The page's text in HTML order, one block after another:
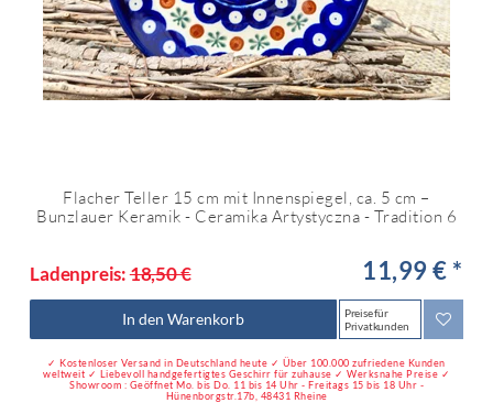
Flacher Teller 15 cm mit Innenspiegel, ca. 5 cm –
Bunzlauer Keramik - Ceramika Artystyczna - Tradition 6
Ladenpreis:18,50 € 11,99 € *
In den Warenkorb
Preise für
Privatkunden
✓ Kostenloser Versand in Deutschland heute ✓ Über 100.000 zufriedene Kunden
weltweit ✓ Liebevoll handgefertigtes Geschirr für zuhause ✓ Werksnahe Preise ✓
Showroom : Geöffnet Mo. bis Do. 11 bis 14 Uhr - Freitags 15 bis 18 Uhr -
Hünenborgstr.17b, 48431 Rheine